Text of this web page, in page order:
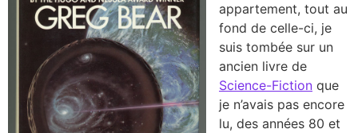
appartement, tout au
fond de celle-ci, je
suis tombée sur un
ancien livre de
Science-Fiction que
je n’avais pas encore
lu, des années 80 et